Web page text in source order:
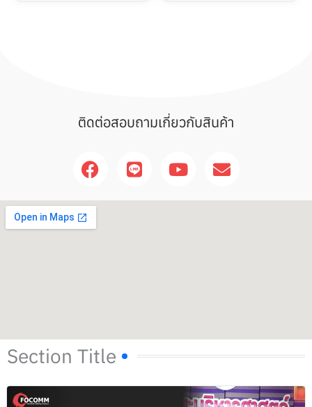
ติดต่อสอบถามเกี่ยวกับสินค้า
F
a
c
e
b
L
i
n
Y
o
u
E
n
v
Section Title